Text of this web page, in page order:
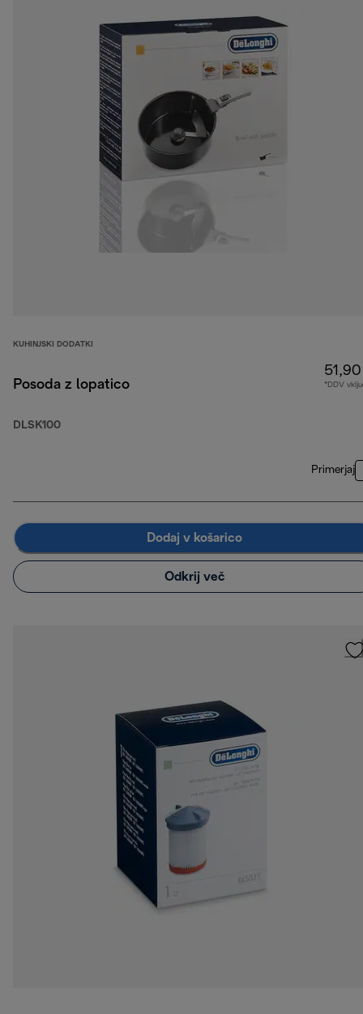
KUHINJSKI DODATKI
Posoda z lopatico
DLSK100
*DDV
Primerjaj
Dodaj v košarico
Odkrij več